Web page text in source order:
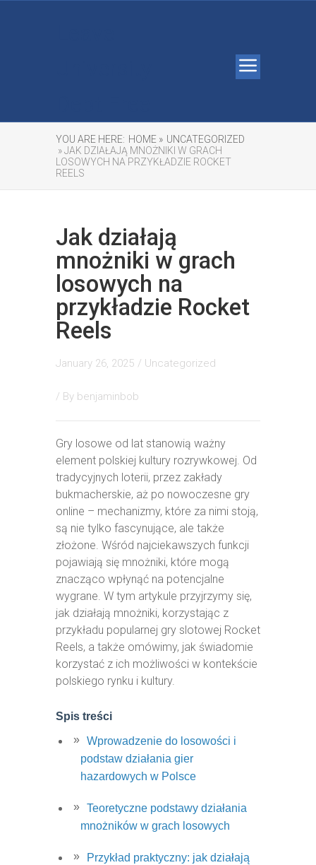
YOU ARE HERE: HOME » UNCATEGORIZED
» JAK DZIAŁAJĄ MNOŻNIKI W GRACH
LOSOWYCH NA PRZYKŁADZIE ROCKET
REELS
Jak działają
mnożniki w grach
losowych na
przykładzie Rocket
Reels
January 26, 2025 / Uncategorized
/ By benjaminbob
Gry losowe od lat stanowią ważny
element polskiej kultury rozrywkowej. Od
tradycyjnych loterii, przez zakłady
bukmacherskie, aż po nowoczesne gry
online – mechanizmy, które za nimi stoją,
są nie tylko fascynujące, ale także
złożone. Wśród najciekawszych funkcji
pojawiają się mnożniki, które mogą
znacząco wpłynąć na potencjalne
wygrane. W tym artykule przyjrzymy się,
jak działają mnożniki, korzystając z
przykładu popularnej gry slotowej Rocket
Reels, a także omówimy, jak świadomie
korzystać z ich możliwości w kontekście
polskiego rynku i kultury.
Spis treści
Wprowadzenie do losowości i
podstaw działania gier
hazardowych w Polsce
Teoretyczne podstawy działania
mnożników w grach losowych
Przykład praktyczny: jak działają